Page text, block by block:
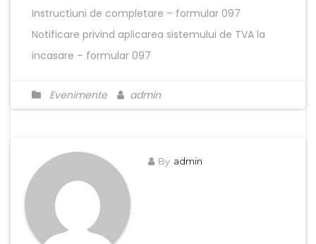
Instructiuni de completare – formular 097
Notificare privind aplicarea sistemului de TVA la
incasare – formular 097
Evenimente admin
By admin